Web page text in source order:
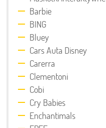
Barbie
BING
Bluey
Cars Auta Disney
Carerra
Clementoni
Cobi
Cry Babies
Enchantimals